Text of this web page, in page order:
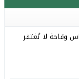
وقاحة لا تُغتفر